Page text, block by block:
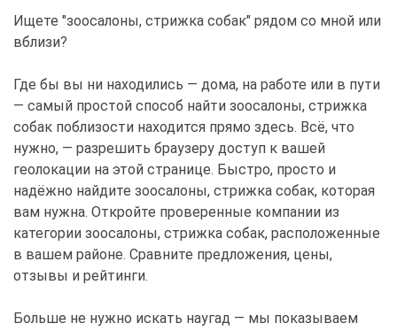
Ищете "зоосалоны, стрижка собак" рядом со мной или
вблизи?
Где бы вы ни находились — дома, на работе или в пути
— самый простой способ найти зоосалоны, стрижка
собак поблизости находится прямо здесь. Всё, что
нужно, — разрешить браузеру доступ к вашей
геолокации на этой странице. Быстро, просто и
надёжно найдите зоосалоны, стрижка собак, которая
вам нужна. Откройте проверенные компании из
категории зоосалоны, стрижка собак, расположенные
в вашем районе. Сравните предложения, цены,
отзывы и рейтинги.
Больше не нужно искать наугад — мы показываем